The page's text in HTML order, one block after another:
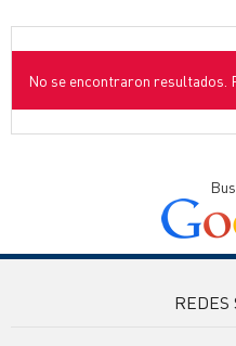
No se encontraron resultados.
REDES